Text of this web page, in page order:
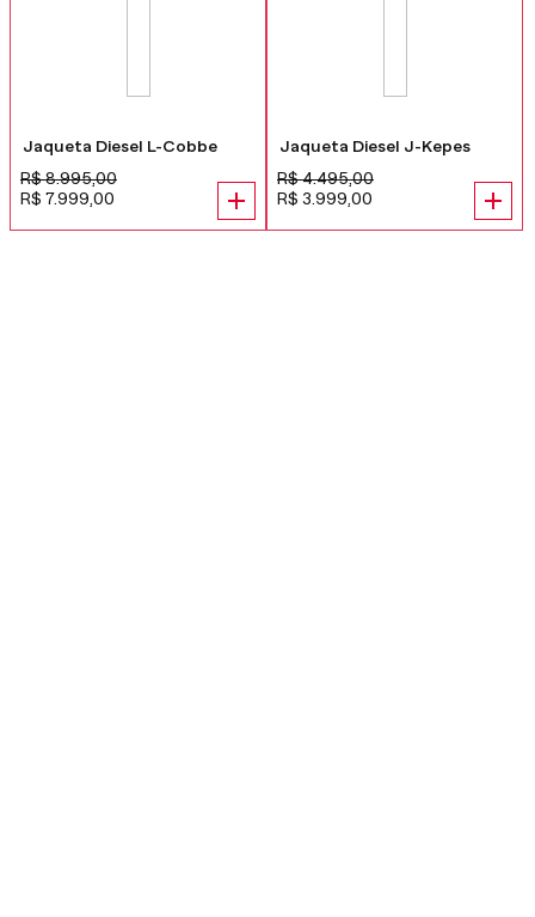
Jaqueta Diesel L-Cobbe
R$8.995,00
R$ 7.999 00
Jaqueta Diesel J-Kepes
R$4.495,00
R$ 3 999 00